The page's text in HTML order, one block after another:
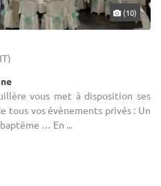
(10)
vous met à disposition ses
tous vos évènements privés : Un
… En ...